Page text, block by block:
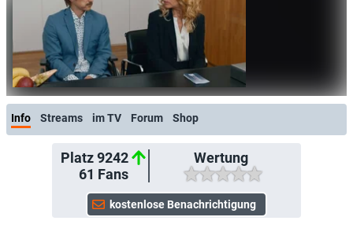
Info Streams im TV Forum Shop
Platz 9242
61 Fans
Wertung